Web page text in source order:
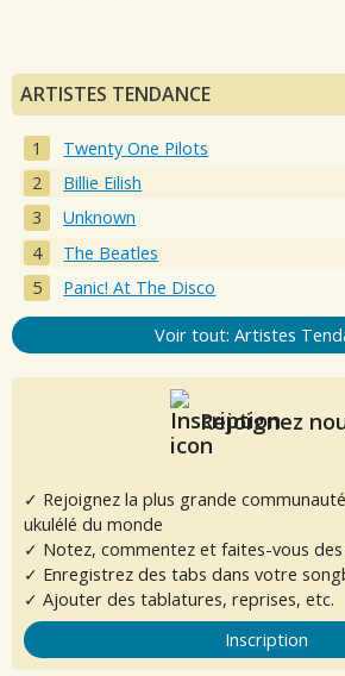
ARTISTES TENDANCE
Twenty One Pilots
Billie Eilish
Unknown
The Beatles
Panic! At The Disco
Voir tout: Artistes
Rejoignez
✓ Rejoignez la plus grande
ukulélé du monde
✓ Notez, commentez et faites-vous des
✓ Enregistrez des tabs dans votre
✓ Ajouter des tablatures, reprises, etc.
Inscription